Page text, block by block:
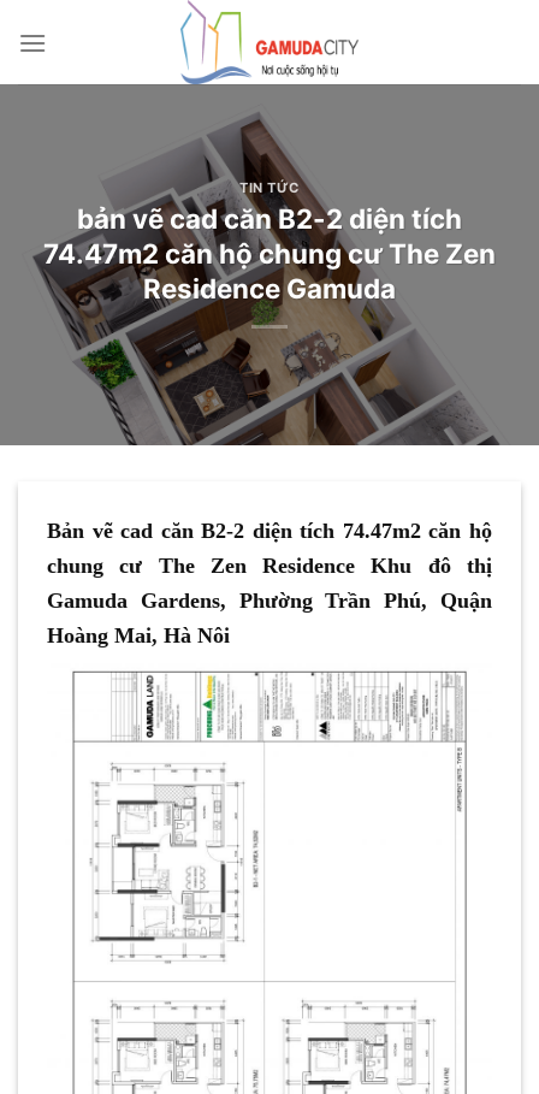
qua
TIN TỨC
bản vẽ cad căn B2-2 diện tích
74.47m2 căn hộ chung cư The Zen
Residence Gamuda
Bản vẽ cad căn B2-2 diện tích 74.47m2 căn hộ
chung cư The Zen Residence Khu đô thị
Gamuda Gardens, Phường Trần Phú, Quận
Hoàng Mai, Hà Nôi